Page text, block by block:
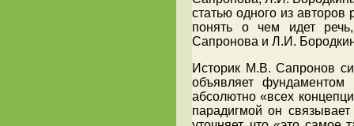
статью одного из
понять о чем идет
Сапронова и Л.И.
Историк М.В. Сапронов
объявляет фундаментом
абсолютно «всех
парадигмой он